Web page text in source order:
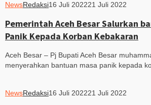
NewsRedaksi16 Juli 202221 Juli 2022
Pemerintah Aceh Besar Salurkan
Panik Kepada Korban Kebakaran
Aceh Besar – Pj Bupati Aceh Besar
menyerahkan bantuan masa panik kepada
NewsRedaksi16 Juli 202221 Juli 2022